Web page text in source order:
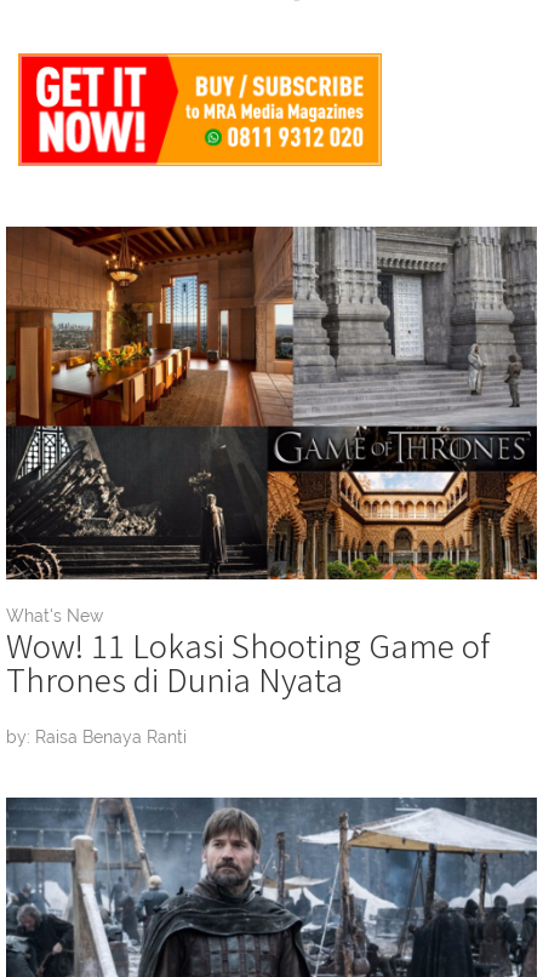
What's New
Wow! 11 Lokasi Shooting Game of
Thrones di Dunia Nyata
by: Raisa Benaya Ranti